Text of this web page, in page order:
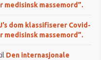
massemord”.
dom klassifiserer Covid-
massemord”.
Den internasjonale